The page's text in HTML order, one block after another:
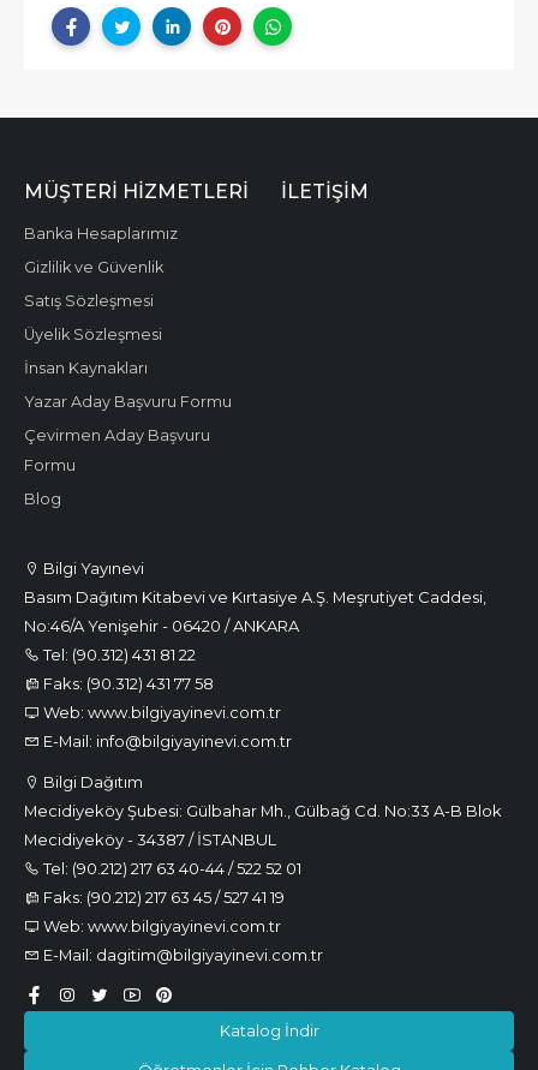
Bilgi Yayınevi
Basım Dağıtım Kitabevi ve Kırtasiye A.Ş. Meşrutiyet Caddesi,
No:46/A Yenişehir - 06420 / ANKARA
Tel: (90.312) 431 81 22
Faks: (90.312) 431 77 58
Web: www.bilgiyayinevi.com.tr
E-Mail: info@bilgiyayinevi.com.tr
Bilgi Dağıtım
Mecidiyeköy Şubesi: Gülbahar Mh., Gülbağ Cd. No:33 A-B Blok
Mecidiyeköy - 34387 / İSTANBUL
Tel: (90.212) 217 63 40-44 / 522 52 01
Faks: (90.212) 217 63 45 / 527 41 19
Web: www.bilgiyayinevi.com.tr
E-Mail: dagitim@bilgiyayinevi.com.tr
Katalog İndir
MÜŞTERI HIZMETLERI
Banka Hesaplarımız
Gizlilik ve Güvenlik
Satış Sözleşmesi
Üyelik Sözleşmesi
İnsan Kaynakları
Yazar Aday Başvuru Formu
Çevirmen Aday Başvuru
Formu
Blog
İLETIŞIM